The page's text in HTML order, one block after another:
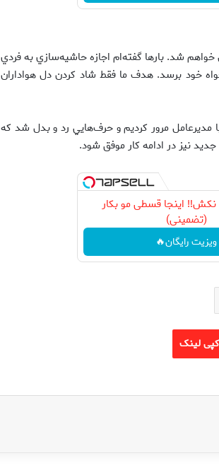
شد. بارها گفته‌ام اجازه حاشيه‌سازي به فردي
خود برسد. هدف ما فقط شاد كردن دل هواداران
مديرعامل مرور كرديم و حرف‌هايي رد و بدل شد كه
جديد نيز در ادامه كار موفق شود.
اینجا قسطی مو بکار
(تضمینی)
ویزیت رایگان🔥
کپی لینک